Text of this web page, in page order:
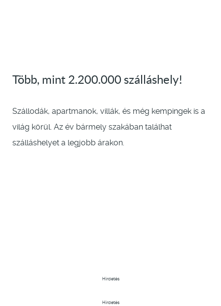
Több, mint 2.200.000 szálláshely!
Szállodák, apartmanok, villák, és még kempingek is a
világ körül. Az év bármely szakában találhat
szálláshelyet a legjobb árakon.
Hirdetés
Hirdetés